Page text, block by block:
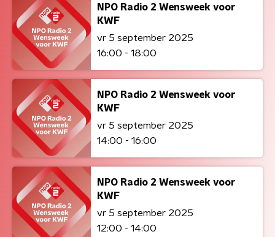
NPO Radio 2 Wensweek voor
KWF
vr 5 september 2025
16:00 - 18:00
NPO Radio 2 Wensweek voor
KWF
vr 5 september 2025
14:00 - 16:00
NPO Radio 2 Wensweek voor
KWF
vr 5 september 2025
12:00 - 14:00